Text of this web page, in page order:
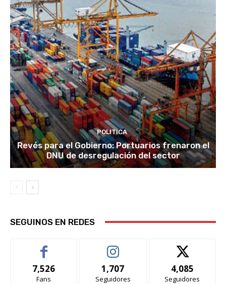
POLITICA
Revés para el Gobierno: Portuarios frenaron el
DNU de desregulación del sector
SEGUINOS EN REDES
7,526
Fans
1,707
Seguidores
4,085
Seguidores